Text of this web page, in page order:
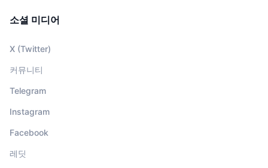
소셜 미디어
X (Twitter)
커뮤니티
Telegram
Instagram
Facebook
레딧